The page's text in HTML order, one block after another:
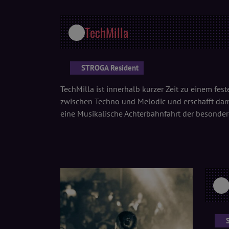
TechMilla
STROGA Resident
TechMilla ist innerhalb kurzer Zeit zu einem
zwischen Techno und Melodic und erschafft
eine Musikalische Achterbahnfahrt der